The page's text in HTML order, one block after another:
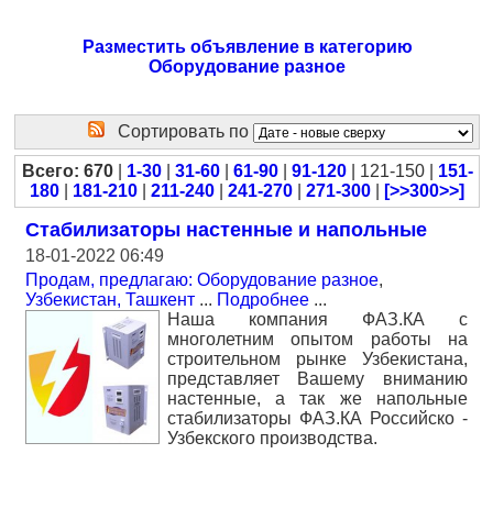
Разместить объявление в категорию
Оборудование разное
Сортировать по
Всего: 670| 1-30| 31-60| 61-90| 91-120| 121-150 | 151-
180
181-210 211-240 241-270 271-300 [>>300>>]
Стабилизаторы настенные и напольные
18-01-2022 06:49
Продам, предлагаю: Оборудование разное,
Узбекистан, Ташкент ... Подробнее ...
Наша компания ФАЗ.КА с
многолетним опытом работы на
строительном рынке Узбекистана,
представляет Вашему вниманию
настенные, а так же напольные
стабилизаторы ФАЗ.КА Российско -
Узбекского производства.